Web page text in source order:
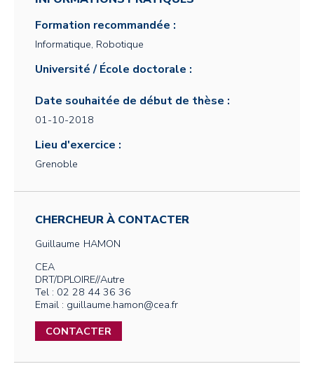
Formation recommandée :
Informatique, Robotique
Université / École doctorale :
Date souhaitée de début de thèse :
01-10-2018
Lieu d'exercice :
Grenoble
CHERCHEUR À CONTACTER
Guillaume HAMON
CEA
DRT/DPLOIRE//Autre
Tel : 02 28 44 36 36
Email : guillaume.hamon@cea.fr
CONTACTER